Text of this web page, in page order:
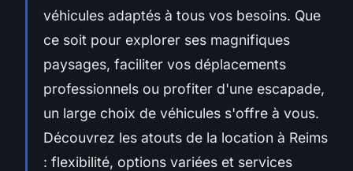
véhicules adaptés à tous vos besoins. Que
ce soit pour explorer ses magnifiques
paysages, faciliter vos déplacements
professionnels ou profiter d'une escapade,
un large choix de véhicules s'offre à vous.
Découvrez les atouts de la location à Reims
: flexibilité, options variées et services